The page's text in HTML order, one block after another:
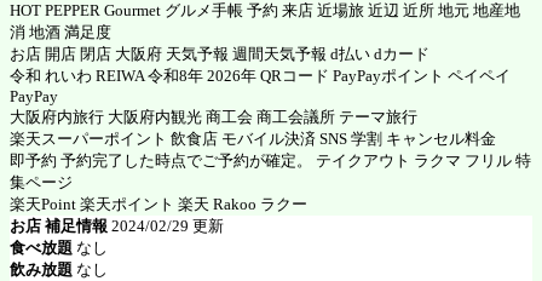
HOT PEPPER Gourmet グルメ手帳 予約 来店 近場旅 近辺 近所 地元 地産地
消 地酒 満足度
お店 開店 閉店 大阪府 天気予報 週間天気予報 d払い dカード
令和 れいわ REIWA 令和8年 2026年 QRコード PayPayポイント ペイペイ
PayPay
大阪府内旅行 大阪府内観光 商工会 商工会議所 テーマ旅行
楽天スーパーポイント 飲食店 モバイル決済 SNS 学割 キャンセル料金
即予約 予約完了した時点でご予約が確定。 テイクアウト ラクマ フリル 特
集ページ
楽天Point 楽天ポイント 楽天 Rakoo ラクー
お店 補足情報 2024/02/29 更新
食べ放題 なし
飲み放題 なし